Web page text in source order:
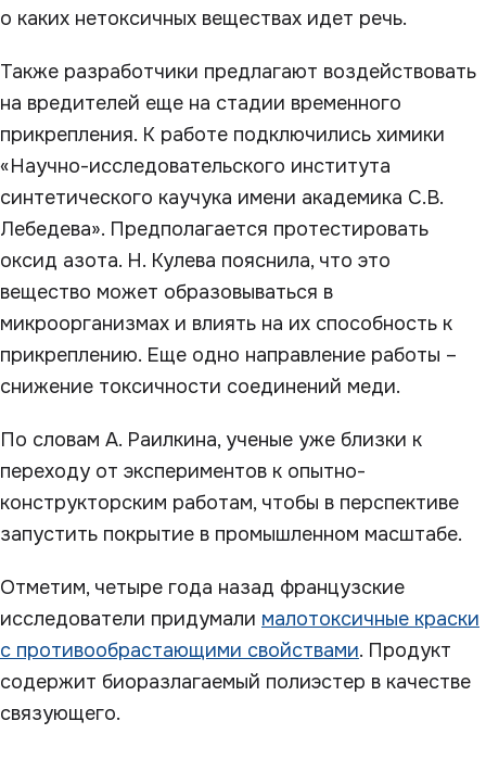
о каких нетоксичных веществах идет речь.
Также разработчики предлагают воздействовать
на вредителей еще на стадии временного
прикрепления. К работе подключились химики
«Научно-исследовательского института
синтетического каучука имени академика С.В.
Лебедева». Предполагается протестировать
оксид азота. Н. Кулева пояснила, что это
вещество может образовываться в
микроорганизмах и влиять на их способность к
прикреплению. Еще одно направление работы –
снижение токсичности соединений меди.
По словам А. Раилкина, ученые уже близки к
переходу от экспериментов к опытно-
конструкторским работам, чтобы в перспективе
запустить покрытие в промышленном масштабе.
Отметим, четыре года назад французские
исследователи придумали малотоксичные краски
с противообрастающими свойствами. Продукт
содержит биоразлагаемый полиэстер в качестве
связующего.